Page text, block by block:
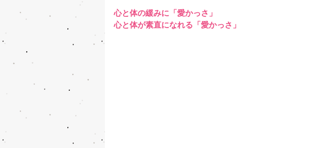
心と体の緩みに「愛かっさ」
心と体が素直になれる「愛かっさ」